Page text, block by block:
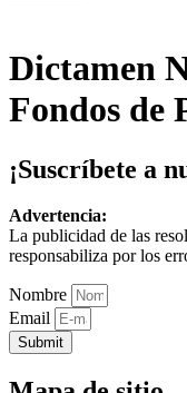
Dictamen
Fondos de
¡Suscríbete a
Advertencia:
La publicidad de las
responsabiliza por los
Nombre
Email
Submit